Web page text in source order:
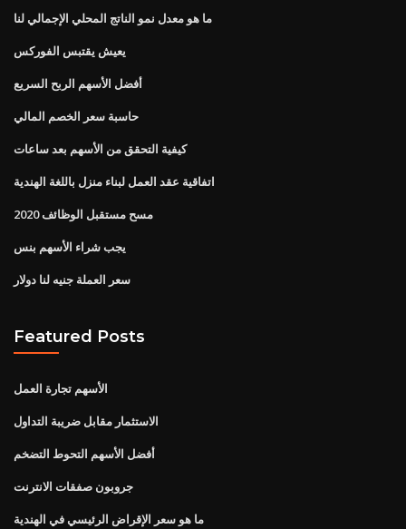
ما هو معدل نمو الناتج المحلي الإجمالي لنا
يعيش يقتبس الفوركس
أفضل الأسهم الربح السريع
حاسبة سعر الخصم المالي
كيفية التحقق من الأسهم بعد ساعات
اتفاقية عقد العمل لبناء منزل باللغة الهندية
مسح مستقبل الوظائف 2020
يجب شراء الأسهم بنس
سعر العملة جنيه لنا دولار
Featured Posts
الأسهم تجارة العمل
الاستثمار مقابل ضريبة التداول
أفضل الأسهم التحوط التضخم
جروبون صفقات الانترنت
ما هو سعر الإقراض الرئيسي في الهندية